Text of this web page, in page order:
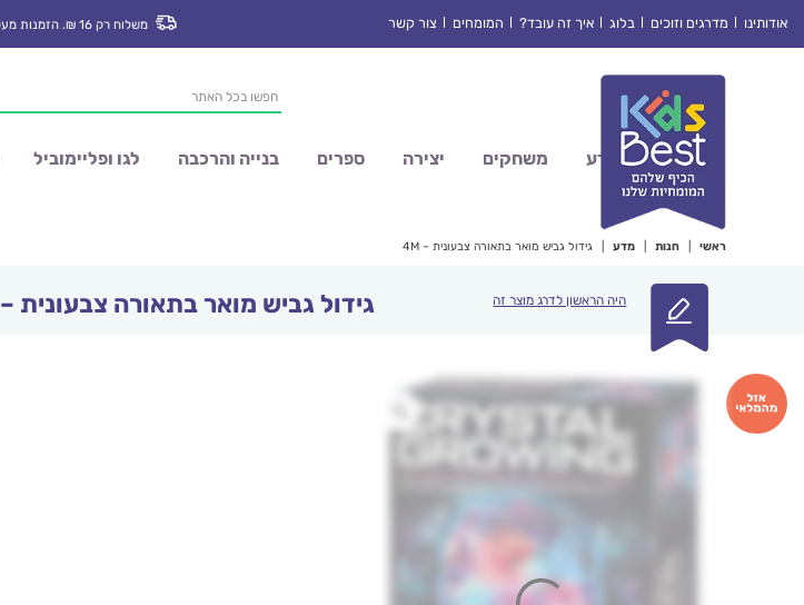
אודותינו מדרגים וזוכים בלוג איך זה עובד? המומחים צור קשר משלוח רק 16 ₪. הזמנות מעל 250 ₪ משלוח נק’ איסוף חינם
Products
search
מדע משחקים יצירה ספרים בנייה והרכבה לגו ופליימוביל
ראשי חנות מדע גידול גביש מואר בתאורה צבעונית – 4M
היה הראשון לדרג מוצר זה גידול גביש מואר בתאורה צבעונית – 4M